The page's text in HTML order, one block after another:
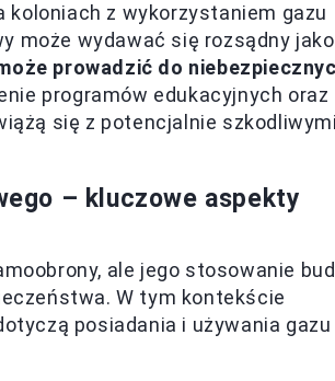
koloniach z wykorzystaniem gazu
może wydawać się rozsądny jako
prowadzić do
programów edukacyjnych oraz
się z potencjalnie
– kluczowe aspekty
ale jego stosowanie
W tym kontekście
posiadania i używania gazu